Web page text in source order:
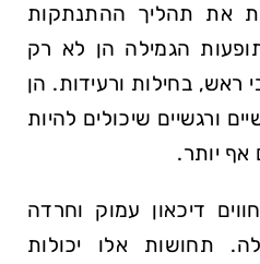
את תהליך ההתנתקות
הגמילה הן לא רק
ראש, בחילות ורעידות. הן
ורגשיים שיכולים להיות
אף יותר.
דיכאון עמוק וחרדה
תחושות אלו יכולות